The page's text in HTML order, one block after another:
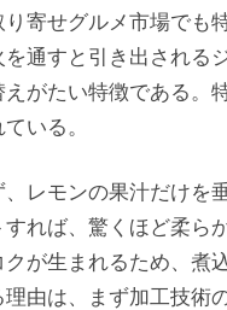
寄せグルメ市場でも
通すと引き出される
がたい特徴である。
いる。
レモンの果汁だけを
れば、驚くほど柔ら
が生まれるため、煮
由は、まず加工技術